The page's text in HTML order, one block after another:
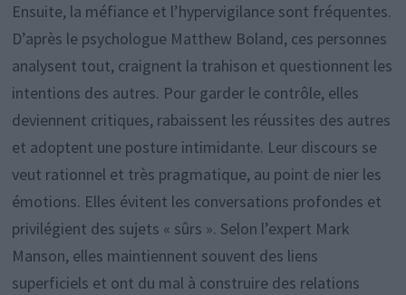
Ensuite, la méfiance et l’hypervigilance sont fréquentes.
D’après le psychologue Matthew Boland, ces personnes
analysent tout, craignent la trahison et questionnent les
intentions des autres. Pour garder le contrôle, elles
deviennent critiques, rabaissent les réussites des autres
et adoptent une posture intimidante. Leur discours se
veut rationnel et très pragmatique, au point de nier les
émotions. Elles évitent les conversations profondes et
privilégient des sujets « sûrs ». Selon l’expert Mark
Manson, elles maintiennent souvent des liens
superficiels et ont du mal à construire des relations